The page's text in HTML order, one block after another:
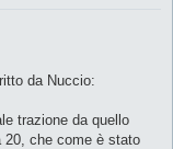
da Nuccio:
trazione da quello
20, che come è stato